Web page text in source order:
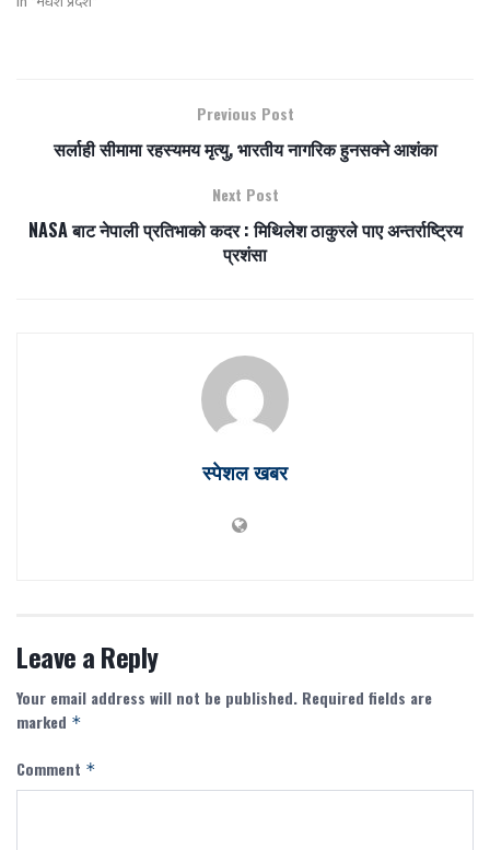
Previous Post
सर्लाही सीमामा रहस्यमय मृत्यु, भारतीय नागरिक हुनसक्ने आशंका
Next Post
NASA बाट नेपाली प्रतिभाको कदर : मिथिलेश ठाकुरले पाए अन्तर्राष्ट्रिय
प्रशंसा
स्पेशल खबर
Leave a Reply
Your email address will not be published. Required fields are
marked *
Comment *